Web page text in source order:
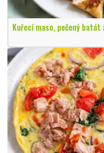
Kuřecí maso, pečený